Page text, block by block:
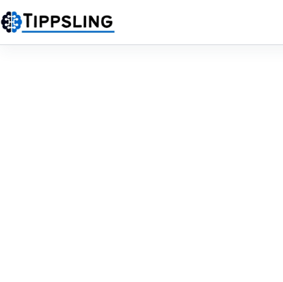
Inhalt
springen